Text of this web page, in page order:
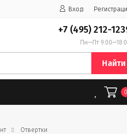
Вход
+7 (495) 212-
Пн—Пт
Найти
Отвертки